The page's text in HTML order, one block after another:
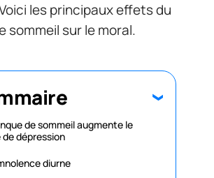
les principaux effets du
sommeil sur le moral.
de sommeil augmente le
de dépression
diurne